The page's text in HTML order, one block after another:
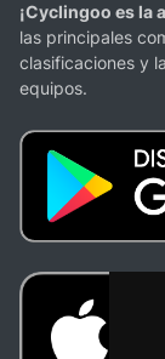
¡Cyclingoo es la
las principales
clasificaciones y
equipos.